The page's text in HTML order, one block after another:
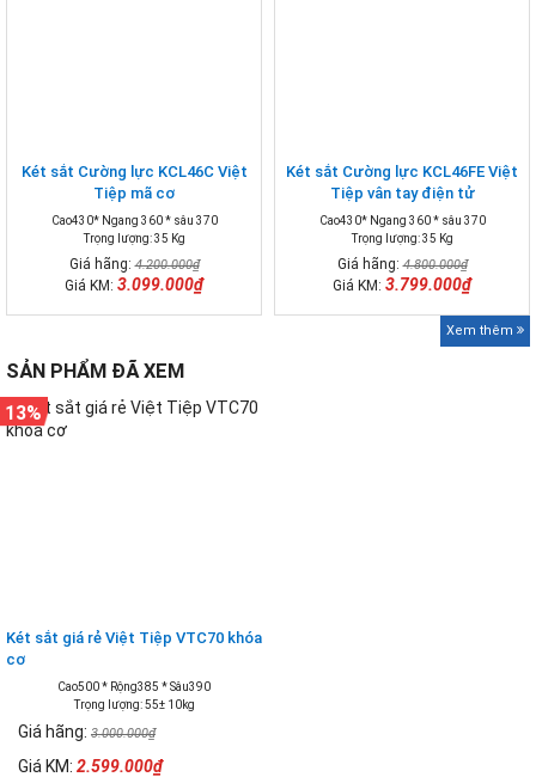
Két sắt Cường lực KCL46C Việt
Tiệp mã cơ
Cao430* Ngang 360 * sâu 370
Trọng lượng: 35 Kg
Giá hãng:4.200.000₫
Giá KM: 3.099.000₫
Két sắt Cường lực KCL46FE Việt
Tiệp vân tay điện tử
Cao430* Ngang 360 * sâu 370
Trọng lượng: 35 Kg
Giá hãng:4.800.000₫
Giá KM: 3.799.000₫
Xem thêm
SẢN PHẨM ĐÃ XEM
Két sắt giá rẻ Việt Tiệp VTC70 khóa
cơ
Cao500 * Rộng385 * Sâu390
Trọng lượng: 55± 10kg
Giá hãng: 3.000.000₫
Giá KM: 2.599.000₫
13%